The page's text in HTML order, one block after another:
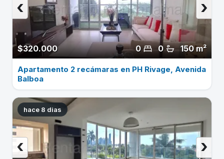
$320.000 150 m²
0
0
›
‹
Apartamento 2 recámaras en PH Rivage, Avenida
Balboa
hace 8 dias
›
‹